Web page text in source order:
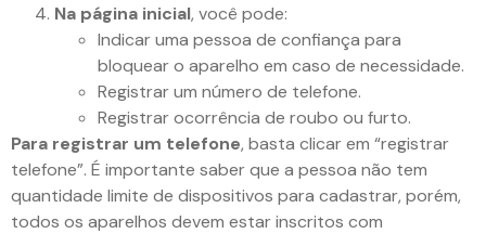
Na página inicial, você pode:
Indicar uma pessoa de confiança para
bloquear o aparelho em caso de necessidade.
Registrar um número de telefone.
Registrar ocorrência de roubo ou furto.
Para registrar um telefone, basta clicar em “registrar
telefone”. É importante saber que a pessoa não tem
quantidade limite de dispositivos para cadastrar, porém,
todos os aparelhos devem estar inscritos com